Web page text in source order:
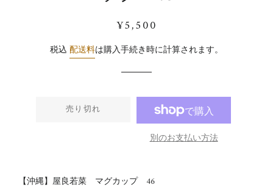
通
価
販
価
¥5,500
税込 配送料は購入手続き時に計算されます。
売り切れ
別のお支払い方法
【沖縄】屋良若菜 マグカップ 46